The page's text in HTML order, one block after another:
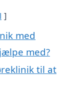
med
med?
til at